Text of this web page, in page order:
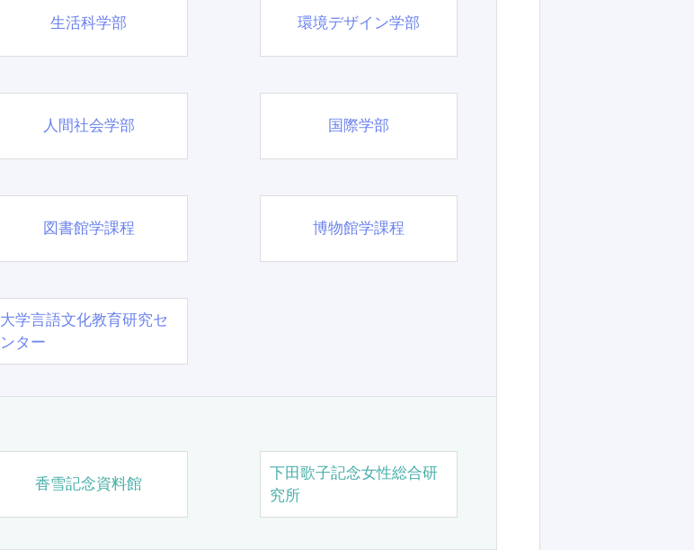
生活科学部 環境デザイン学部
人間社会学部 国際学部
図書館学課程 博物館学課程
大学言語文化教育研究セ
ンター
香雪記念資料館
下田歌子記念女性総合研
究所